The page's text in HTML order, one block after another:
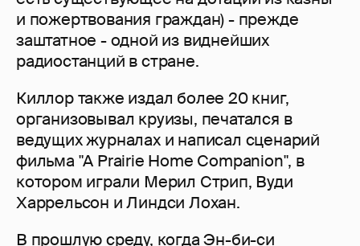
и пожертвования граждан) - прежде
заштатное - одной из виднейших
радиостанций в стране.
Киллор также издал более 20 книг,
организовывал круизы, печатался в
ведущих журналах и написал сценарий
фильма "A Prairie Home Companion", в
котором играли Мерил Стрип, Вуди
Харрельсон и Линдси Лохан.
В прошлую среду, когда Эн-би-си